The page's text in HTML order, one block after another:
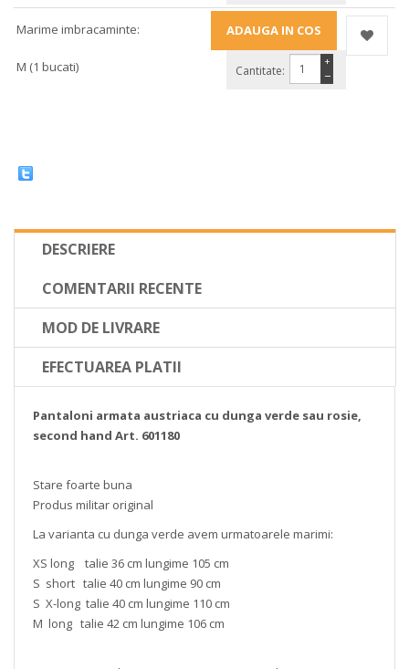
Marime imbracaminte:
M (1 bucati) Cantitate: −
+
DESCRIERE
COMENTARII RECENTE
MOD DE LIVRARE
EFECTUAREA PLATII
Pantaloni armata austriaca cu dunga verde sau rosie,
second hand Art. 601180
Stare foarte buna
Produs militar original
La varianta cu dunga verde avem urmatoarele marimi:
XS long talie 36 cm lungime 105 cm
S short talie 40 cm lungime 90 cm
S X-long talie 40 cm lungime 110 cm
M long talie 42 cm lungime 106 cm